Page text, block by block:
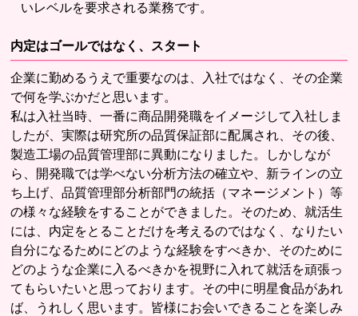
いレベルを要求される業務です。
内定はゴールではなく、スタート
企業に勤めるうえで重要なのは、入社ではなく、その企業
で何を学ぶかだと思います。
私は入社当時、一番に商品開発職をイメージして入社しま
したが、実際は研究所の品質保証部に配属され、その後、
製造工場の品質管理部に異動になりました。しかしなが
ら、開発職では学べない分析方法の確立や、新ラインの立
ち上げ、品質管理部分析部門の統括（マネージメント）等
の様々な経験をすることができました。そのため、就活生
には、内定をとることだけを考えるのではなく、なりたい
自分になるためにどのような経験をすべきか、そのために
どのような企業に入るべきかを視野に入れて就活を頑張っ
てもらいたいと思っております。その中に明星食品があれ
ば、うれしく思います。皆様にお会いできることを楽しみ